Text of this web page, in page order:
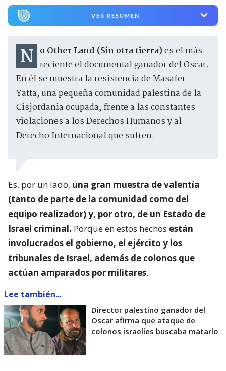
VER RESUMEN
No Other Land (Sin otra tierra)es el más
reciente el documental ganador del Oscar.
En él se muestra la resistencia de Masafer
Yatta, una pequeña comunidad palestina de la
Cisjordania ocupada, frente a las constantes
violaciones a los Derechos Humanos y al
Derecho Internacional que sufren.
Es, por un lado, una gran muestra de valentía
(tanto de parte de la comunidad como del
equipo realizador) y, por otro, de un Estado de
Israel criminal. Porque en estos hechos están
involucrados el gobierno, el ejército y los
tribunales de Israel, además de colonos que
actúan amparados por militares.
Lee también...
Director palestino ganador del
Oscar afirma que ataque de
colonos israelíes buscaba matarlo